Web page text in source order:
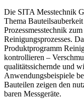
Die SITA Messtechnik
Thema
Prozessmesstechnik
Reinigungsprozesses.
Produktprogramm
kontrollieren –
qualitätssichernde und
Anwendungsbeispiele
Bauteilen zeigen den
baren Messgeräte.